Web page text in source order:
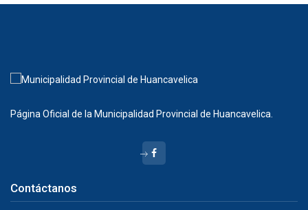
Página Oficial de la Municipalidad Provincial de Huancavelica.
Contáctanos